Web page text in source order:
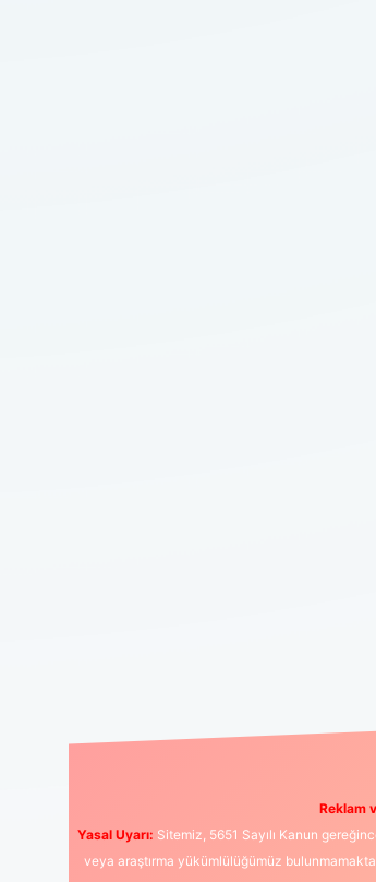
Reklam
Yasal Uyarı: Sitemiz, 5651 Sayılı Kanun
veya araştırma yükümlülüğümüz